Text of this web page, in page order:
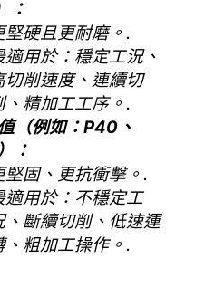
：
堅硬且更耐磨。.
適用於：穩定工況、
切削速度、連續切
、精加工工序。.
（例如：P40、
：
堅固、更抗衝擊。.
適用於：不穩定工
、斷續切削、低速運
、粗加工操作。.